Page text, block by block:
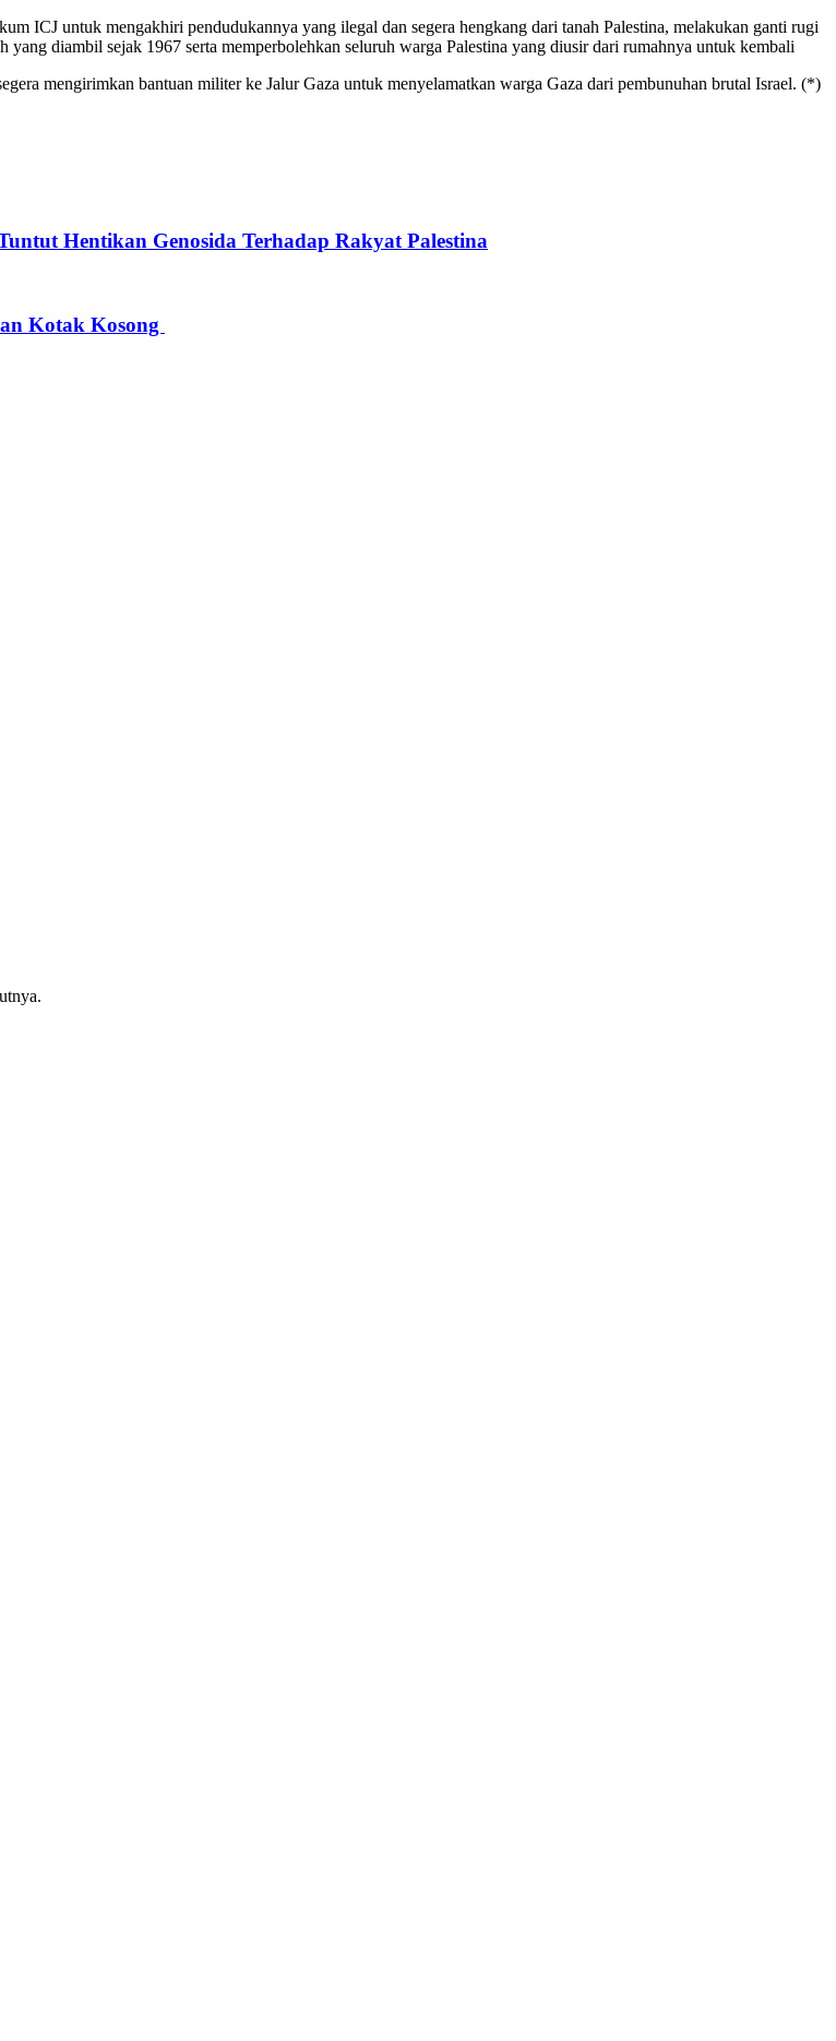
ICJ untuk mengakhiri pendudukannya yang ilegal dan segera hengkang dari tanah Palestina, melakukan ganti rugi
diambil sejak 1967 serta memperbolehkan seluruh warga Palestina yang diusir dari rumahnya untuk kembali
mengirimkan bantuan militer ke Jalur Gaza untuk menyelamatkan warga Gaza dari pembunuhan brutal Israel. (*)
Hentikan Genosida Terhadap Rakyat Palestina
Kotak Kosong